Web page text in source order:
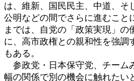
は、維新、国民民主、中道、そ
公明などの間でさらに進むこと
までは、自党の「政策実現」の
に、高市政権との親和性を強調
もある。
参政党・日本保守党、チーム
幅の関係で別の機会に触れたい